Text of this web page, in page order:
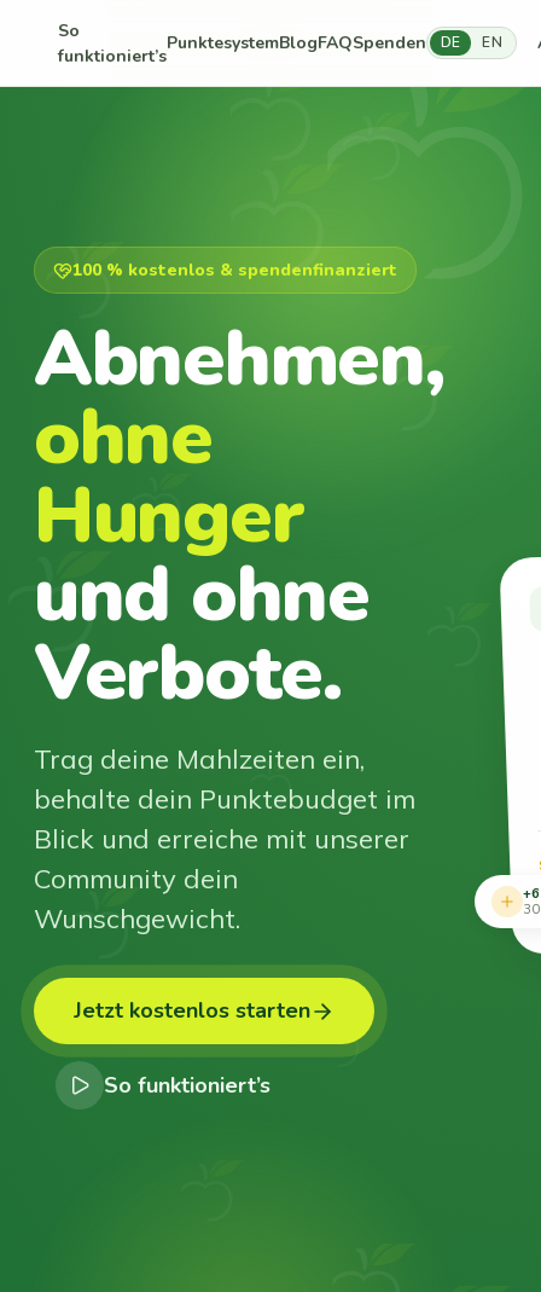
So
funktioniert’s
PunktesystemBlogFAQSpenden DE EN
100 % kostenlos & spendenfinanziert
Abnehmen,
ohne
Hunger
und ohne
Verbote.
Trag deine Mahlzeiten ein,
behalte dein Punktebudget im
Blick und erreiche mit unserer
Community dein
Wunschgewicht.
Jetzt kostenlos starten
So funktioniert’s